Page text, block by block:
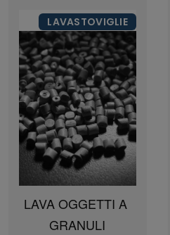
LAVA OGGETTI A
GRANULI
LAVASTOVIGLIE